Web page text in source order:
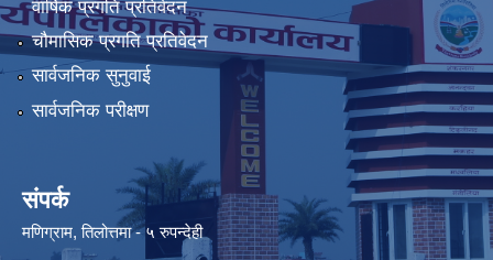
वार्षिक प्रगति प्रतिवेदन
चौमासिक प्रगति प्रतिवेदन
सार्वजनिक सुनुवाई
सार्वजनिक परीक्षण
संपर्क
मणिग्राम, तिलोत्तमा - ५ रुपन्देही